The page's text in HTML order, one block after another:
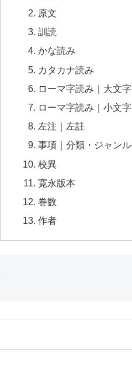
原文
訓読
かな読み
カタカナ読み
ローマ字読み｜大文字
ローマ字読み｜小文字
左注｜左註
事項｜分類・ジャンル
校異
寛永版本
巻数
作者